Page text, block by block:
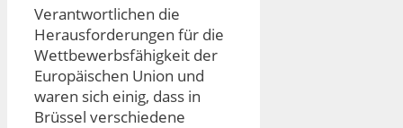
Verantwortlichen die
Herausforderungen für die
Wettbewerbsfähigkeit der
Europäischen Union und
waren sich einig, dass in
Brüssel verschiedene